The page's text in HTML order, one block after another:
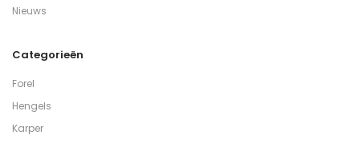
Nieuws
Categorieën
Forel
Hengels
Karper